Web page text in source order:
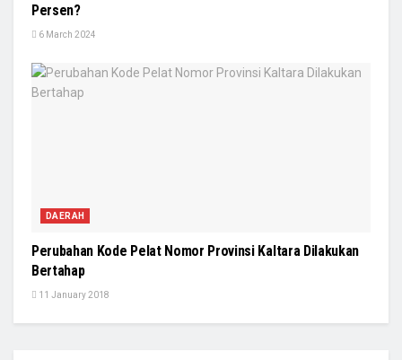
Persen?
6 March 2024
DAERAH
Perubahan Kode Pelat Nomor Provinsi Kaltara Dilakukan
Bertahap
11 January 2018